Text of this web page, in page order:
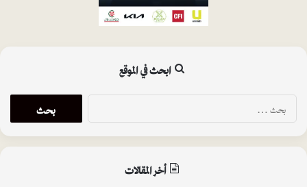
ابحث في الموقع
ب
ح
أخر المقالات